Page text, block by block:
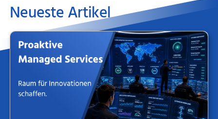
Neueste Artikel